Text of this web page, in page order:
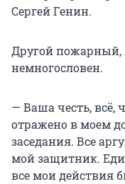
Сергей Генин.
Другой пожарный,
немногословен.
— Ваша честь, всё,
отражено в моем
заседания. Все
мой защитник.
все мои действия